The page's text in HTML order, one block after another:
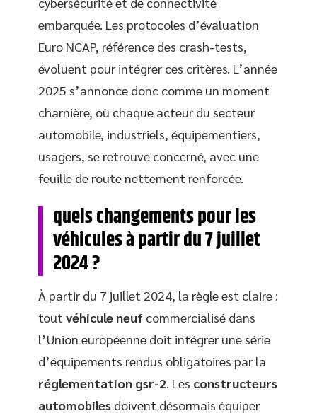
embarquée. Les protocoles d’évaluation
Euro NCAP, référence des crash-tests,
évoluent pour intégrer ces critères. L’année
2025 s’annonce donc comme un moment
charnière, où chaque acteur du secteur
automobile, industriels, équipementiers,
usagers, se retrouve concerné, avec une
feuille de route nettement renforcée.
quels changements pour les
véhicules à partir du 7 juillet
2024 ?
À partir du 7 juillet 2024, la règle est claire :
tout véhicule neuf commercialisé dans
l’Union européenne doit intégrer une série
d’équipements rendus obligatoires par la
réglementation gsr-2. Les constructeurs
automobiles doivent désormais équiper